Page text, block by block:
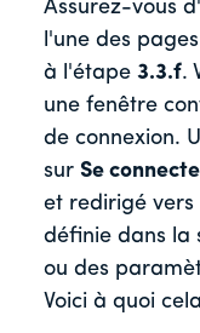
Assurez-vous
l'une des
à l'étape 3.3.f.
une fenêtre
de connexion.
sur Se
et redirigé vers
définie dans la
ou des
Voici à quoi